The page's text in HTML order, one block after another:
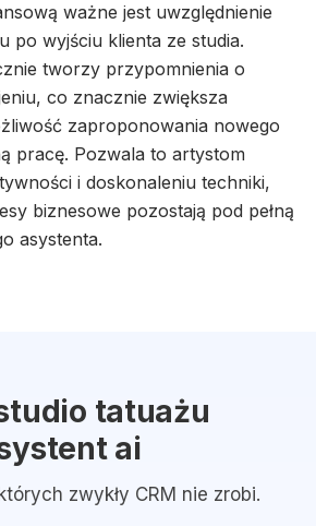
ważne jest uwzględnienie
po wyjściu klienta ze studia.
tworzy przypomnienia o
co znacznie zwiększa
zaproponowania nowego
pracę. Pozwala to artystom
i doskonaleniu techniki,
biznesowe pozostają pod pełną
asystenta.
tatuażu
ai
zwykły CRM nie zrobi.